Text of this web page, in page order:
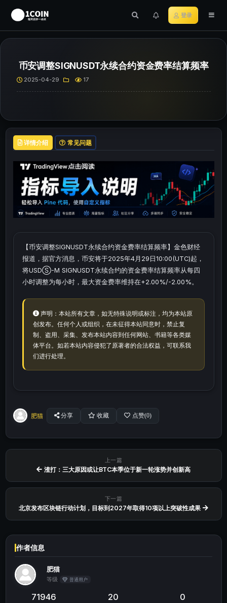
登录
币安调整SIGNUSDT永续合约资金费率结算频率
2025-04-29 17
详情介绍 常见问题
【币安调整SIGNUSDT永续合约资金费率结算频率】金色财经
报道，据官方消息，币安将于2025年4月29日10:00(UTC)起，
将USDⓈ-M SIGNUSDT永续合约的资金费率结算频率从每四
小时调整为每小时，最大资金费率维持在+2.00%/-2.00%。
声明：本站所有文章，如无特殊说明或标注，均为本站原
创发布。任何个人或组织，在未征得本站同意时，禁止复
制、盗用、采集、发布本站内容到任何网站、书籍等各类媒
体平台。如若本站内容侵犯了原著者的合法权益，可联系我
们进行处理。
肥猫 分享 收藏 点赞(0)
上一篇
渣打：三大原因或让BTC本季位于新一轮涨势并创新高
下一篇
北京发布区块链行动计划，目标到2027年取得10项以上突破性成果
作者信息
肥猫
等级 普通用户
71946 20 0